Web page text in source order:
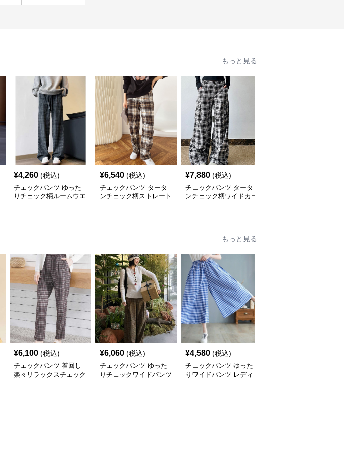
もっと見る
¥4,260 (税込)
チェックパンツ ゆった
りチェック柄ルームウエ
¥6,540 (税込)
チェックパンツ タータ
ンチェック柄ストレート
¥7,880 (税込)
チェックパンツ タータ
ンチェック柄ワイドカー
もっと見る
¥6,100 (税込)
チェックパンツ 着回し
楽々リラックスチェック
¥6,060 (税込)
チェックパンツ ゆった
りチェックワイドパンツ
¥4,580 (税込)
チェックパンツ ゆった
りワイドパンツ レディ